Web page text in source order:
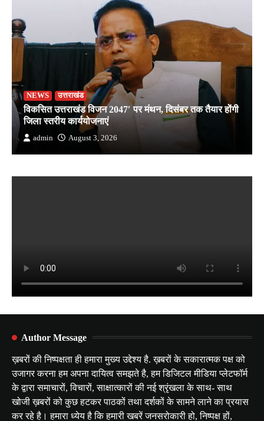
NEWS उत्तराखंड
विकसित उत्तराखंड विजन 2047′ पर मंथन, दिसंबर तक तैयार होंगी
जिला स्तरीय कार्ययोजनाएं
admin August 3, 2026
Author Message
ख़बरों की निष्पक्षता ही हमारा मुख्य उद्देश्य है. ख़बरों के सकारात्मक पक्ष को
उजागर करना हम अपना दायित्व समझते है, हम डिजिटल मीडिया प्लेटफॉर्म
के द्वारा समाचारों, विचारों, साक्षात्कारों की नई श्रृंखला के साथ- साथ
खोजी ख़बरों को कुछ हटकर पाठकों तथा दर्शकों के सामने लाने का प्रयास
कर रहे है। हमारा ध्येय है कि हमारी खबरें जनसरोकारी हो, निष्पक्ष हों,